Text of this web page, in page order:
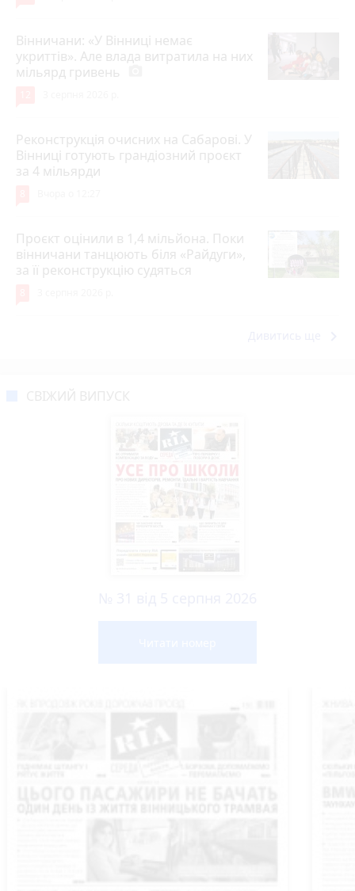
Вінничани: «У Вінниці немає
укриттів». Але влада витратила на них
мільярд гривень
Реконструкція очисних на Сабарові. У
Вінниці готують грандіозний проєкт
за 4 мільярди
Проєкт оцінили в 1,4 мільйона. Поки
вінничани танцюють біля «Райдуги»,
за її реконструкцію судяться